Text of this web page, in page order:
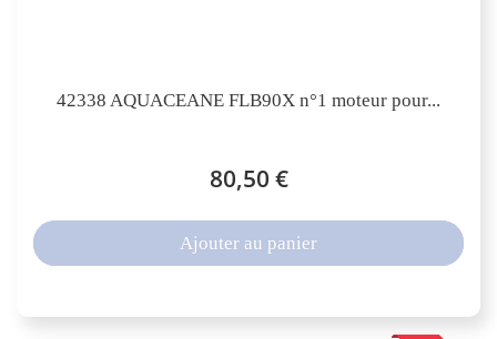
42338 AQUACEANE FLB90X n°1 moteur pour...
80,50 €
Ajouter au panier